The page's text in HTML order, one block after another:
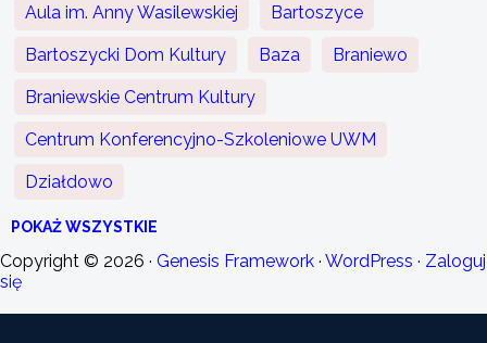
Aula im. Anny Wasilewskiej Bartoszyce
Bartoszycki Dom Kultury Baza Braniewo
Braniewskie Centrum Kultury
Centrum Konferencyjno-Szkoleniowe UWM
Działdowo
POKAŻ WSZYSTKIE
Copyright © 2026 · Genesis Framework · WordPress · Zaloguj
się